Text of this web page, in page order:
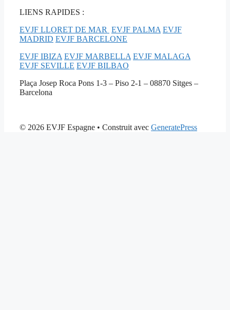
LIENS RAPIDES :
EVJF LLORET DE MAR EVJF PALMA EVJF
MADRID EVJF BARCELONE
EVJF IBIZA EVJF MARBELLA EVJF MALAGA
EVJF SEVILLE EVJF BILBAO
Plaça Josep Roca Pons 1-3 – Piso 2-1 – 08870 Sitges –
Barcelona
© 2026 EVJF Espagne • Construit avec GeneratePress